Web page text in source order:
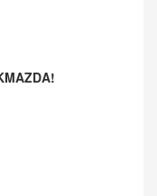
ÇIKARTTIĞI